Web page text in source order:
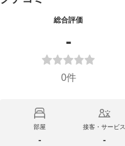
総合評価
-
0件
部屋
-
接客・サービス
-